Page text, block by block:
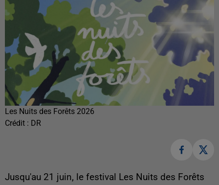
Les Nuits des Forêts 2026
Crédit : DR
Jusqu'au 21 juin, le festival Les Nuits des Forêts